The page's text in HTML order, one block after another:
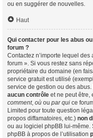
ou en suggérer de nouvelles.
Haut
Qui contacter pour les abus
forum ?
Contactez n’importe lequel des
forum ». Si vous restez sans
propriétaire du domaine (en
service gratuit est utilisé
service de gestion ou des
aucun contrôle et ne peut être,
comment, où ou par qui ce
Limited pour toute question
propos diffamatoires, etc.) non
ou au logiciel phpBB lui-
phpBB à propos de l’utilisation